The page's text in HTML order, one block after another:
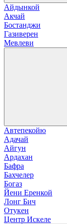
Айдынкой
Акчай
Бостанджи
Газиверен
Мевлеви
Автепекойю
Адачай
Айгун
Ардахан
Бафра
Бахчелер
Богаз
Йени Еренкой
Лонг Бич
Отукен
Центр Искеле